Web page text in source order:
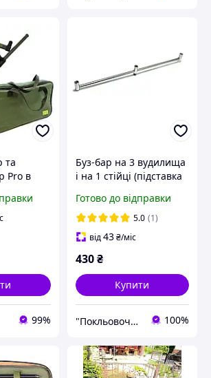
та
Pro в
для
99%
Буз-бар на 3 вудилища
і на 1 стійці (підставка
нержавійки)
Готово до відправки
5.0 (1)
від43₴/міс
430₴
Купити
"Покльовочка" - магазин товарів для риболовлі 100%